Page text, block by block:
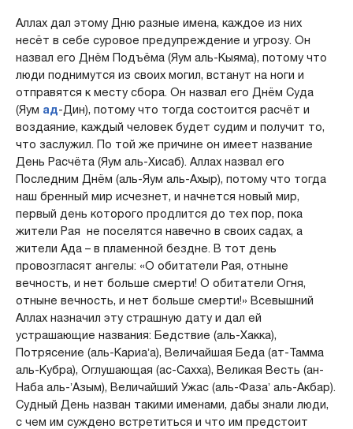
Аллах дал этому Дню разные имена, каждое из них
несёт в себе суровое предупреждение и угрозу. Он
назвал его Днём Подъёма (Яум аль-Кыяма), потому что
люди поднимутся из своих могил, встанут на ноги и
отправятся к месту сбора. Он назвал его Днём Суда
(Яум ад-Дин), потому что тогда состоится расчёт и
воздаяние, каждый человек будет судим и получит то,
что заслужил. По той же причине он имеет название
День Расчёта (Яум аль-Хисаб). Аллах назвал его
Последним Днём (аль-Яум аль-Ахыр), потому что тогда
наш бренный мир исчезнет, и начнется новый мир,
первый день которого продлится до тех пор, пока
жители Рая не поселятся навечно в своих садах, а
жители Ада – в пламенной бездне. В тот день
провозгласят ангелы: «О обитатели Рая, отныне
вечность, и нет больше смерти! О обитатели Огня,
отныне вечность, и нет больше смерти!» Всевышний
Аллах назначил эту страшную дату и дал ей
устрашающие названия: Бедствие (аль-Хакка),
Потрясение (аль-Кариаʼа), Величайшая Беда (ат-Тамма
аль-Кубра), Оглушающая (ас-Сахха), Великая Весть (ан-
Наба аль-ʼАзым), Величайший Ужас (аль-Фазаʼ аль-Акбар).
Судный День назван такими именами, дабы знали люди,
с чем им суждено встретиться и что им предстоит